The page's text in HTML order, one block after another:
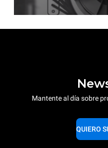
Mantente al día sobre
QUIERO